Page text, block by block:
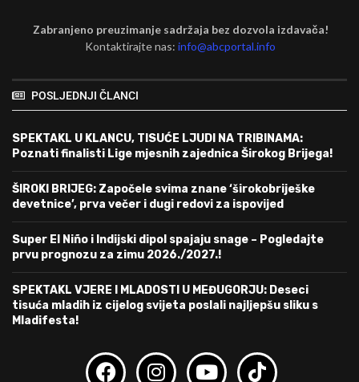
Zabranjeno preuzimanje sadržaja bez dozvola izdavača!
Kontaktirajte nas:info@abcportal.info
POSLJEDNJI ČLANCI
SPEKTAKL U KLANCU, TISUĆE LJUDI NA TRIBINAMA:
Poznati finalisti Lige mjesnih zajednica Širokog Brijega!
ŠIROKI BRIJEG: Započele svima znane ‘širokobriješke
devetnice’, prva večer i dugi redovi za ispovijed
Super El Niño i Indijski dipol spajaju snage – Pogledajte
prvu prognozu za zimu 2026./2027.!
SPEKTAKL VJERE I MLADOSTI U MEĐUGORJU: Deseci
tisuća mladih iz cijelog svijeta poslali najljepšu sliku s
Mladifesta!